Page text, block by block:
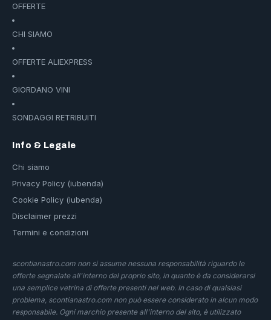
OFFERTE
CHI SIAMO
OFFERTE ALIEXPRESS
GIORDANO VINI
SONDAGGI RETRIBUITI
Info & Legale
Chi siamo
Privacy Policy (iubenda)
Cookie Policy (iubenda)
Disclaimer prezzi
Termini e condizioni
scontianastro.com non si assume nessuna responsabilità riguardo le
offerte segnalate all'interno del proprio sito, in quanto è da considerarsi
una semplice vetrina di offerte presenti nel web. In caso di qualsiasi
problema, scontianastro.com non può essere considerato in alcun modo
responsabile. Ogni marchio presente all'interno del sito, è utilizzato